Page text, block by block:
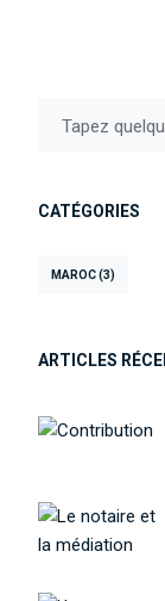
Tapez
CATÉGORIES
MAROC(3)
ARTICLES